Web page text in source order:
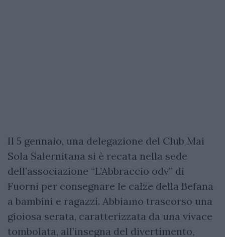
Il 5 gennaio, una delegazione del Club Mai
Sola Salernitana si è recata nella sede
dell’associazione “L’Abbraccio odv” di
Fuorni per consegnare le calze della Befana
a bambini e ragazzi. Abbiamo trascorso una
gioiosa serata, caratterizzata da una vivace
tombolata, all’insegna del divertimento,